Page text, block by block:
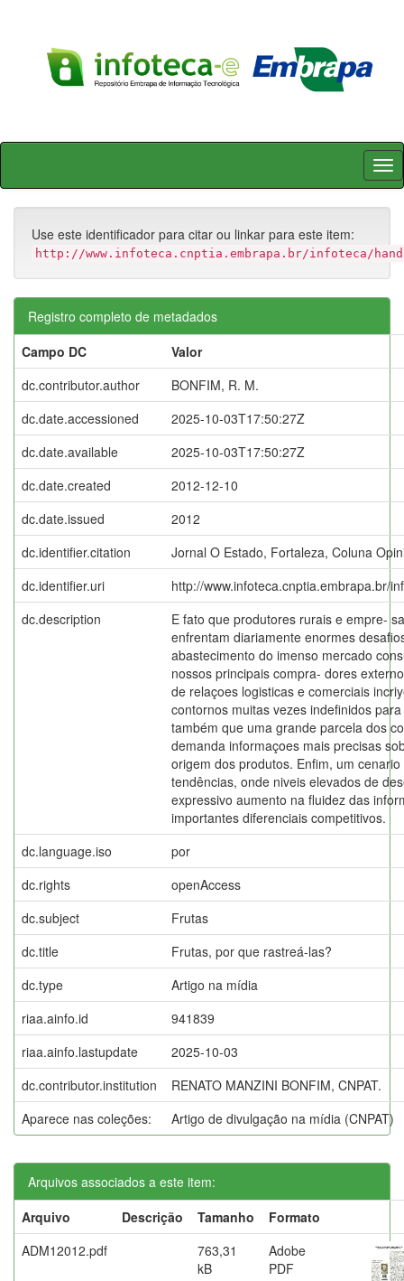
Skip
Use este identificador para citar ou linkar para este item:
http://www.infoteca.cnptia.embrapa.br/infoteca/
Registro completo de metadados
Campo DC
Valor
dc.contributor.author
BONFIM, R. M.
dc.date.accessioned
2025-10-03T17:50:27Z
dc.date.available
2025-10-03T17:50:27Z
dc.date.created
2012-12-10
dc.date.issued
2012
dc.identifier.citation
Jornal O Estado, Fortaleza, Coluna
dc.identifier.uri
http://www.infoteca.cnptia.embrapa.br/
dc.description
E fato que produtores rurais e empre-
enfrentam diariamente enormes
abastecimento do imenso mercado
nossos principais compra- dores
de relaçoes logisticas e comerciais
contornos muitas vezes indefinidos
também que uma grande parcela dos
demanda informaçoes mais precisas
origem dos produtos. Enfim, um
tendências, onde niveis elevados de
expressivo aumento na ﬂuidez das
importantes diferenciais competitivos.
dc.language.iso
por
dc.rights
openAccess
dc.subject
Frutas
dc.title
Frutas, por que rastreá-las?
dc.type
Artigo na mídia
riaa.ainfo.id
941839
riaa.ainfo.lastupdate
2025-10-03
dc.contributor.institution
RENATO MANZINI BONFIM, CNPAT.
Aparece nas coleções:
Artigo de divulgação na mídia (CNPAT)
Arquivos associados a este item:
Arquivo
Descrição Tamanho
Formato
ADM12012.pdf
763,31
kB
Adobe
PDF